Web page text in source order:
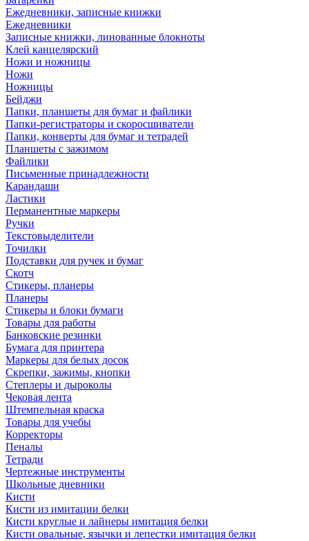
Ежедневники, записные книжки
Ежедневники
Записные книжки, линованные блокноты
Клей канцелярский
Ножи и ножницы
Ножи
Ножницы
Бейджи
Папки, планшеты для бумаг и файлики
Папки-регистраторы и скоросшиватели
Папки, конверты для бумаг и тетрадей
Планшеты с зажимом
Файлики
Письменные принадлежности
Карандаши
Ластики
Перманентные маркеры
Ручки
Текстовыделители
Точилки
Подставки для ручек и бумаг
Скотч
Стикеры, планеры
Планеры
Стикеры и блоки бумаги
Товары для работы
Банковские резинки
Бумага для принтера
Маркеры для белых досок
Скрепки, зажимы, кнопки
Степлеры и дыроколы
Чековая лента
Штемпельная краска
Товары для учебы
Корректоры
Пеналы
Тетради
Чертежные инструменты
Школьные дневники
Кисти
Кисти из имитации белки
Кисти круглые и лайнеры имитация белки
Кисти овальные, язычки и лепестки имитация белки